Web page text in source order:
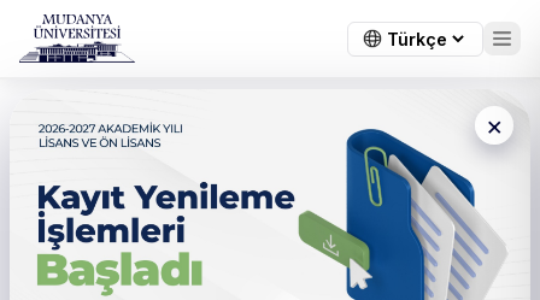
×
← Tüm duyurular
Mail ve Microsoft Teams Girişi
Hakkında Bilgilendirme